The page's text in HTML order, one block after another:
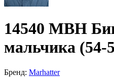
14540 MBH
мальчика (54-
Бренд: Marhatter